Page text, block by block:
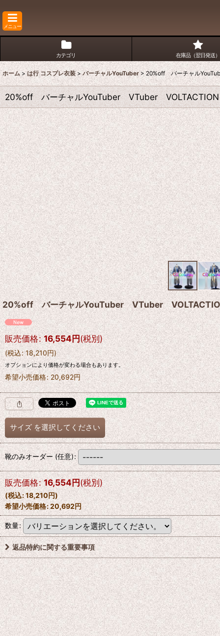
メニュー
カテゴリ 在庫品（翌日発送）
ホーム > は行 コスプレ衣装 > バーチャルYouTuber > 20%off バーチャル
20%off バーチャルYouTuber VTuber
20%off バーチャルYouTuber VTuber
販売価格: 16,554円(税別)
(税込: 18,210円)
オプションにより価格が変わる場合もあります。
希望小売価格: 20,692円
サイズ を選択してください
靴のみオーダー(任意):
販売価格: 16,554円(税別)
(税込:18,210円)
希望小売価格:20,692円
数量:
返品特約に関する重要事項